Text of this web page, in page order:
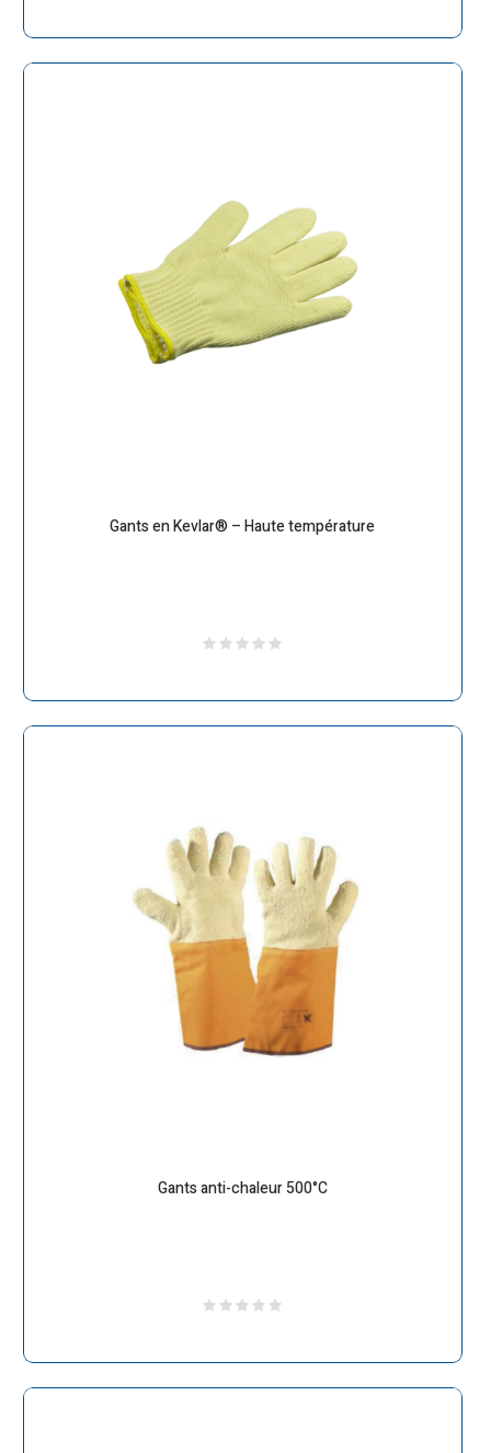
Gants en Kevlar® – Haute température
Gants anti-chaleur 500°C